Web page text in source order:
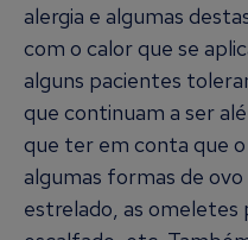
alergia e algumas
com o calor que se
alguns pacientes
que continuam a ser
que ter em conta que
algumas formas de
estrelado, as omeletes